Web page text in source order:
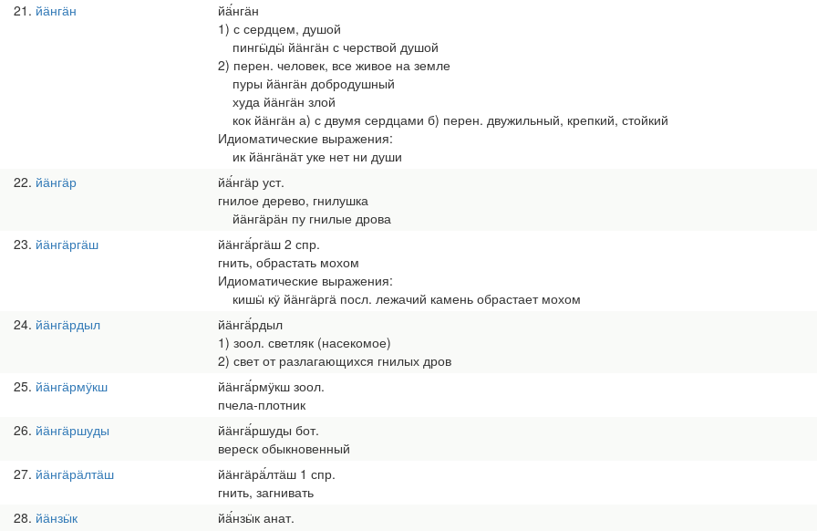
21 йӓнгӓн
йӓ́нгӓн
1) с сердцем, душой
пингӹдӹ йӓнгӓн с черствой душой
2) перен. человек, все живое на земле
пуры йӓнгӓн добродушный
худа йӓнгӓн злой
кок йӓнгӓн а) с двумя сердцами б) перен. двужильный, крепкий, стойкий
Идиоматические выражения:
ик йӓнгӓнӓт уке нет ни души
22 йӓнгӓр
йӓ́нгӓр уст.
гнилое дерево, гнилушка
йӓнгӓрӓн пу гнилые дрова
23 йӓнгӓргӓш
йӓнгӓ́ргӓш 2 спр.
гнить, обрастать мохом
Идиоматические выражения:
кишӹ кӱ йӓнгӓргӓ посл. лежачий камень обрастает мохом
24 йӓнгӓрдыл
йӓнгӓ́рдыл
1) зоол. светляк (насекомое)
2) свет от разлагающихся гнилых дров
25 йӓнгӓрмӱкш
йӓнгӓ́рмӱкш зоол.
пчела-плотник
26 йӓнгӓршуды
йӓнгӓ́ршуды бот.
вереск обыкновенный
27 йӓнгӓрӓлтӓш
йӓнгӓрӓ́лтӓш 1 спр.
гнить, загнивать
28 йӓнзӹк
йӓ́нзӹк анат.